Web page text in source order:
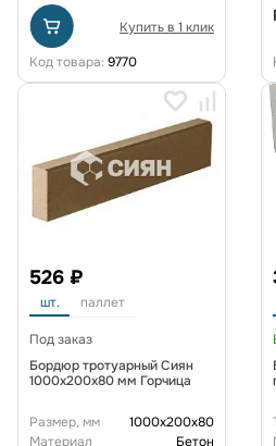
Купить в 1 клик
Код товара: 9770
526 ₽
шт. паллет
Под заказ
Бордюр тротуарный Сиян
1000х200х80 мм Горчица
Размер, мм
1000x200x80
Материал
Бетон